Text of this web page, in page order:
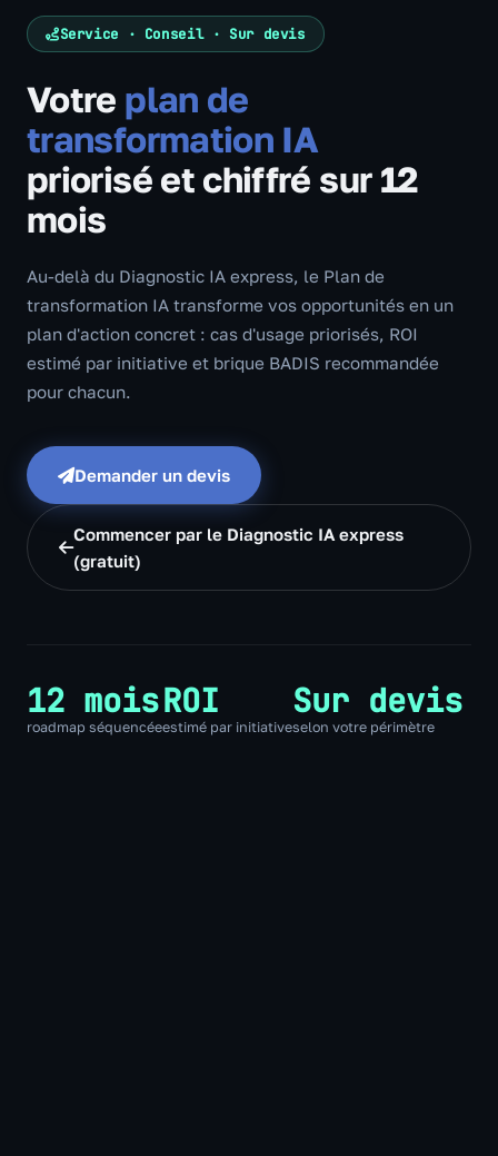
Service · Conseil · Sur devis
Votre plan de
transformation IA
priorisé et chiffré sur 12
mois
Au-delà du Diagnostic IA express, le Plan de
transformation IA transforme vos opportunités en un
plan d'action concret : cas d'usage priorisés, ROI
estimé par initiative et brique BADIS recommandée
pour chacun.
Demander un devis
Commencer par le Diagnostic IA express
(gratuit)
12 mois
roadmap séquencée
ROI
estimé par initiative
Sur devis
selon votre périmètre